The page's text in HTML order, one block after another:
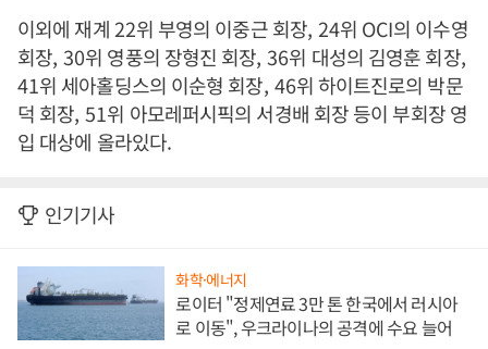
이외에 재계 22위 부영의 이중근 회장, 24위 OCI의 이수영
회장, 30위 영풍의 장형진 회장, 36위 대성의 김영훈 회장,
41위 세아홀딩스의 이순형 회장, 46위 하이트진로의 박문
덕 회장, 51위 아모레퍼시픽의 서경배 회장 등이 부회장 영
입 대상에 올라있다.
인기기사
화학·에너지
로이터 "정제연료 3만 톤 한국에서 러시아
로 이동", 우크라이나의 공격에 수요 늘어